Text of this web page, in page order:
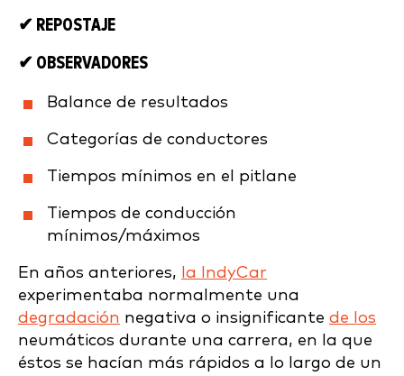
✔ REPOSTAJE
✔ OBSERVADORES
Balance de resultados
Categorías de conductores
Tiempos mínimos en el pitlane
Tiempos de conducción
mínimos/máximos
En años anteriores, la IndyCar
experimentaba normalmente una
degradación negativa o insignificante de los
neumáticos durante una carrera, en la que
éstos se hacían más rápidos a lo largo de un